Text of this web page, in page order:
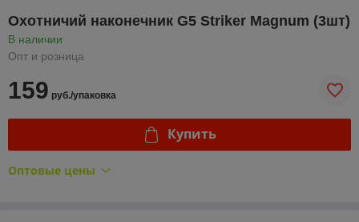
Охотничий наконечник G5 Striker Magnum (3шт)
В наличии
Опт и розница
159 руб./упаковка
Купить
Оптовые цены